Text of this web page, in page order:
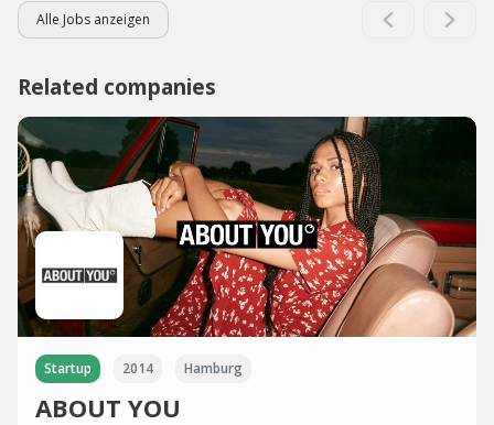
Alle Jobs anzeigen
Related companies
Startup 2014 Hamburg
ABOUT YOU